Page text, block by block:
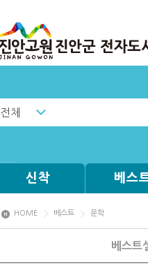
전체
신착 베스
HOME 베스트 문학
베스트